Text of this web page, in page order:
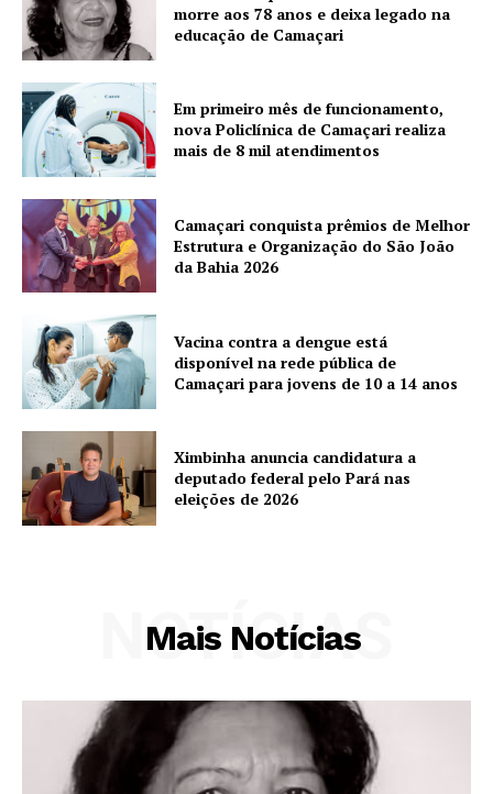
morre aos 78 anos e deixa legado na
educação de Camaçari
Em primeiro mês de funcionamento,
nova Policlínica de Camaçari realiza
mais de 8 mil atendimentos
Camaçari conquista prêmios de Melhor
Estrutura e Organização do São João
da Bahia 2026
Vacina contra a dengue está
disponível na rede pública de
Camaçari para jovens de 10 a 14 anos
Ximbinha anuncia candidatura a
deputado federal pelo Pará nas
eleições de 2026
Mais Notícias
NOTÍCIAS